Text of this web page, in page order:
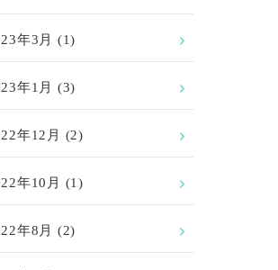
年3月 (1)
年1月 (3)
年12月 (2)
年10月 (1)
年8月 (2)